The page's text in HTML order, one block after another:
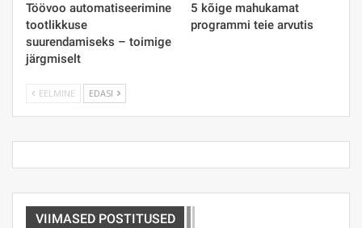
Töövoo automatiseerimine
tootlikkuse
suurendamiseks – toimige
järgmiselt
5 kõige mahukamat
programmi teie arvutis
EELMINE EDASI
VIIMASED POSTITUSED